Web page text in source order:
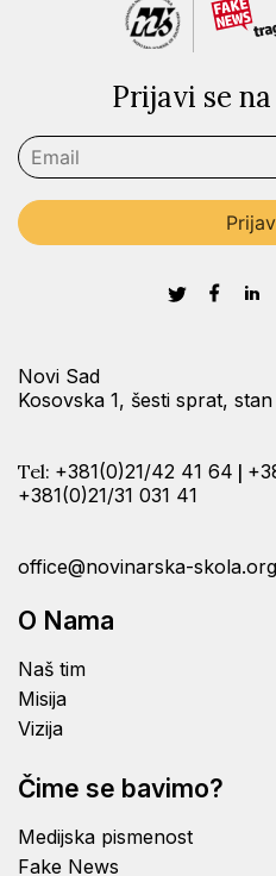
Prijavi se
O Nama
Naš tim
Misija
Vizija
Čime se bavimo?
Medijska pismenost
Fake News
Novi Sad
Kosovska 1, šesti sprat,
Tel: +381(0)21/42 41 64 |
+381(0)21/31 031 41
office@novinarska-